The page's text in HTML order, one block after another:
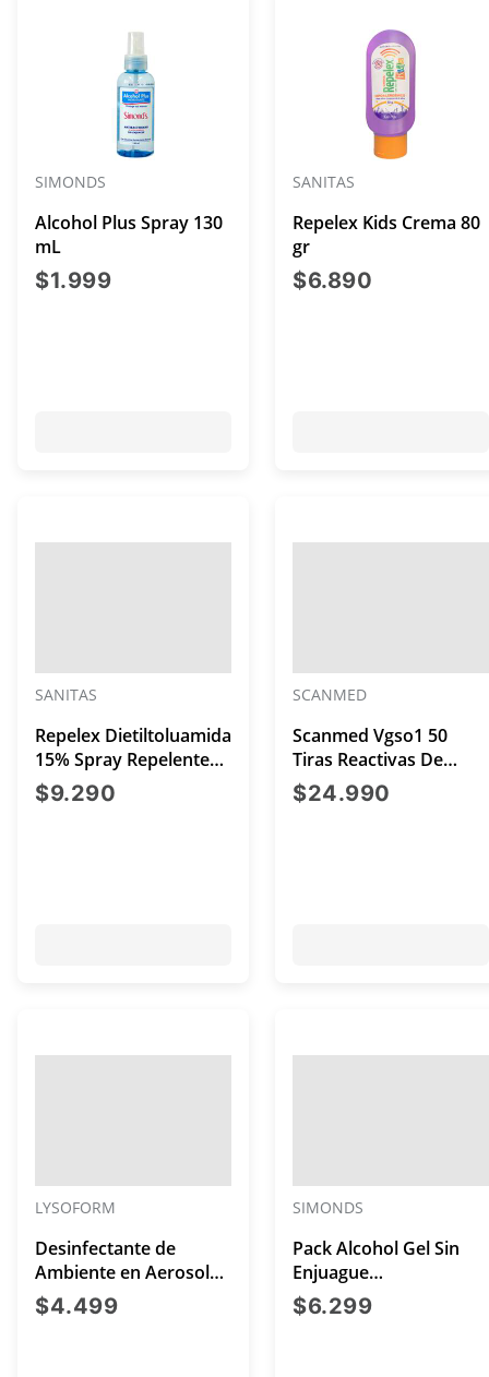
SIMONDS
Alcohol Plus Spray 130
mL
$1.999precio actual $1.999
SANITAS
Repelex Kids Crema 80
gr
$6.890
SANITAS
Repelex Dietiltoluamida
15% Spray Repelente
de Insectos 165 mL
$9.290 precio actual $9.290
SCANMED
Scanmed Vgso1 50
Tiras Reactivas De
Glicemia
$24.990
LYSOFORM
Desinfectante de
Ambiente en Aerosol
Fragancia Original 257
grs
$4.499precio actual $4.499
SIMONDS
Pack Alcohol Gel Sin
Enjuague
Antibacteriano 70% 130
mL x4
$6.299precio